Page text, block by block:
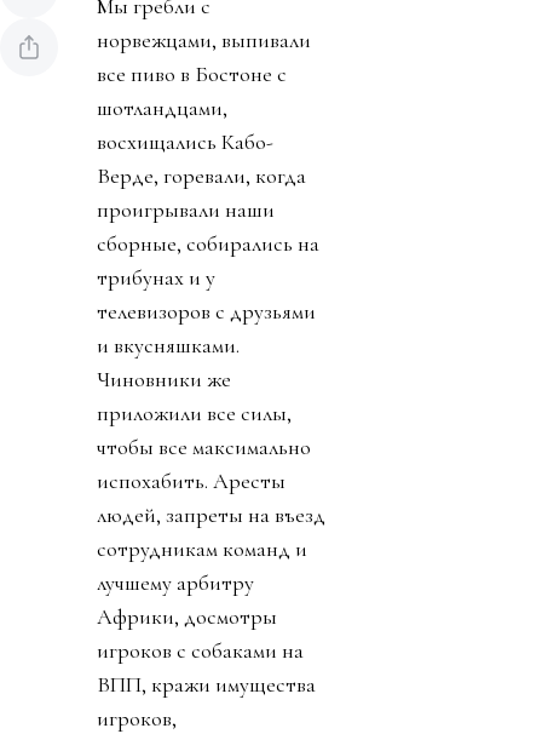
Мы гребли с
норвежцами, выпивали
все пиво в Бостоне с
шотландцами,
восхищались Кабо-
Верде, горевали, когда
проигрывали наши
сборные, собирались на
трибунах и у
телевизоров с друзьями
и вкусняшками.
Чиновники же
приложили все силы,
чтобы все максимально
испохабить. Аресты
людей, запреты на въезд
сотрудникам команд и
лучшему арбитру
Африки, досмотры
игроков с собаками на
ВПП, кражи имущества
игроков,